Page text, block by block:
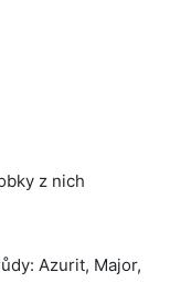
z nich
Azurit, Major,